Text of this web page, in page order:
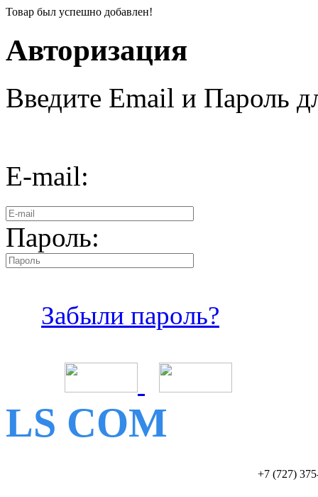
Товар был успешно добавлен!
Авторизация
Введите Email и Пароль
E-mail:
Пароль:
Забыли пароль?
LS COM
+7 (727)